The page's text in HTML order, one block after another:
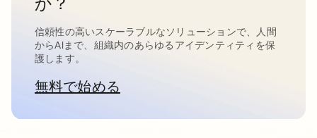
信頼性の高いスケーラブルなソリューションで、人間
からAIまで、組織内のあらゆるアイデンティティを保
護します。
無料で始める新しいタブで開く